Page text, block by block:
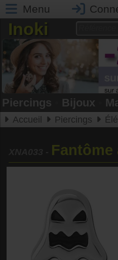
Menu
Inoki
Piercings Bijoux
Accueil Piercings
Fantôme